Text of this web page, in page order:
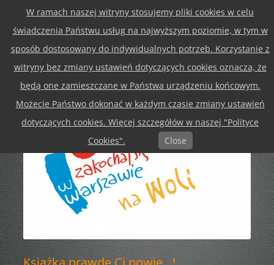
Skip
to
content
W ramach naszej witryny stosujemy pliki cookies w celu
świadczenia Państwu usług na najwyższym poziomie, w tym w
sposób dostosowany do indywidualnych potrzeb. Korzystanie z
witryny bez zmiany ustawień dotyczących cookies oznacza, że
będą one zamieszczane w Państwa urządzeniu końcowym.
Możecie Państwo dokonać w każdym czasie zmiany ustawień
dotyczących cookies. Więcej szczegółów w naszej "Polityce
Cookies".
Close